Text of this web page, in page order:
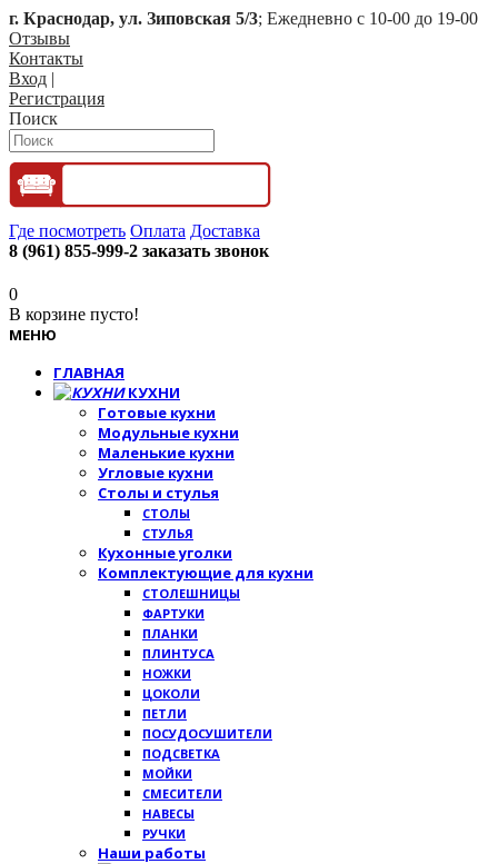
г. Краснодар, ул. Зиповская 5/3; Ежедневно с 10-00 до 19-00
Отзывы
Контакты
Вход |
Регистрация
Поиск
Где посмотреть Оплата Доставка
8 (961) 855-999-2 заказать звонок
0
В корзине пусто!
МЕНЮ
ГЛАВНАЯ
КУХНИ
Готовые кухни
Модульные кухни
Маленькие кухни
Угловые кухни
Столы и стулья
СТОЛЫ
СТУЛЬЯ
Кухонные уголки
Комплектующие для кухни
СТОЛЕШНИЦЫ
ФАРТУКИ
ПЛАНКИ
ПЛИНТУСА
НОЖКИ
ЦОКОЛИ
ПЕТЛИ
ПОСУДОСУШИТЕЛИ
ПОДСВЕТКА
МОЙКИ
СМЕСИТЕЛИ
НАВЕСЫ
РУЧКИ
Наши работы